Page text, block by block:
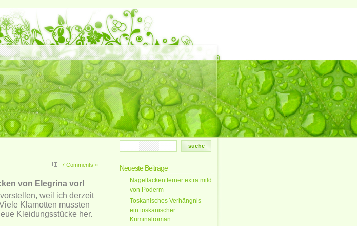
7 Comments »
von Elegrina vor!
weil ich derzeit
Klamotten mussten
Kleidungsstücke her.
Neueste Beiträge
Nagellackentferner extra mild
von Poderm
Toskanisches Verhängnis –
ein toskanischer
Kriminalroman